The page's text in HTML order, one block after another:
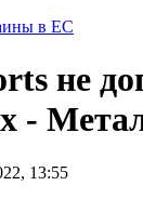
в ЕС
не
-
13:55